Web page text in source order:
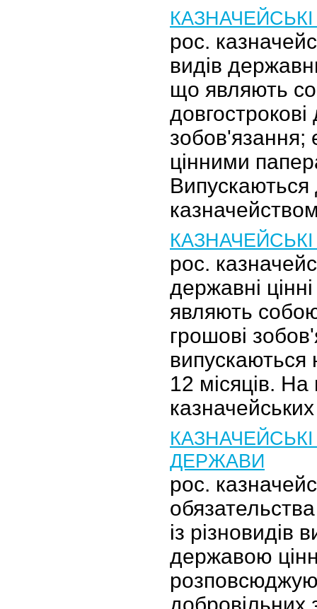
рос.
видів
що являють
зобов'язання;
цінними
рос.
державні
являють
грошові
випускаються
12 місяців. На
ДЕРЖАВИ
рос.
із різновидів
державою